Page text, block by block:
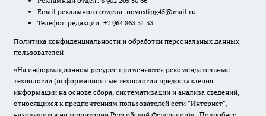
Email рекламного отдела: novostipg45@mail.ru
Телефон редакции: +7 964 863 31 33
Политика конфиденциальности и обработки персональных данных
пользователей
«На информационном ресурсе применяются рекомендательные
технологии (информационные технологии предоставления
информации на основе сбора, систематизации и анализа сведений,
относящихся к предпочтениям пользователей сети "Интернет",